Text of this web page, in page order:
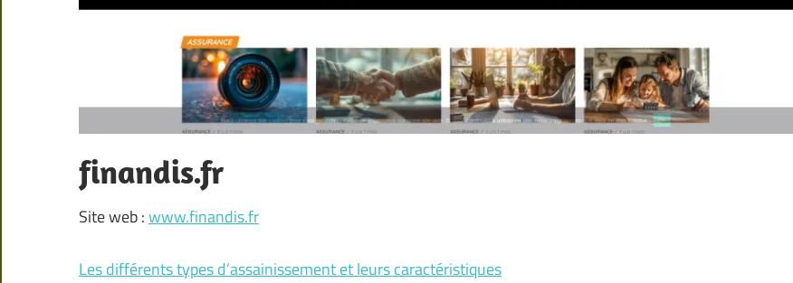
finandis.fr
Site web :www.finandis.fr
Les différents types d’assainissement et leurs caractéristiques